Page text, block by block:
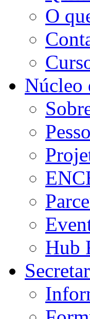
O
Núcleo
Hub